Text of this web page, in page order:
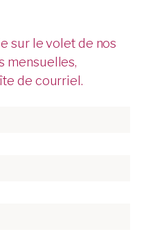
sur le volet de nos
mensuelles,
de courriel.